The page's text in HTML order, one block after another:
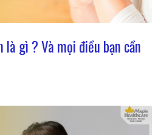
là gì ? Và mọi điều bạn cần